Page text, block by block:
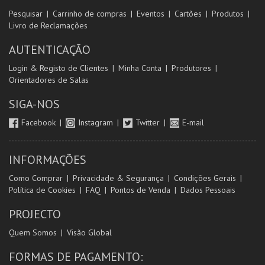
Pesquisar Carrinho de compras Eventos Cartões
Produtos
Livro de Reclamações
AUTENTICAÇÃO
Login & Registo de Clientes Minha Conta
Produtores
Orientadores de Salas
SIGA-NOS
Facebook Instagram Twitter E-mail
INFORMAÇÕES
Como Comprar Privacidade & Segurança
Condições Gerais
Política de Cookies
FAQ Pontos de Venda Dados Pessoais
PROJECTO
Quem Somos Visão Global
FORMAS DE PAGAMENTO: